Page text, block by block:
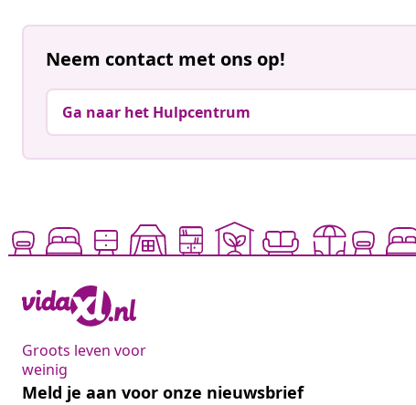
Neem contact met ons op!
Ga naar het Hulpcentrum
Groots leven voor
weinig
Meld je aan voor onze nieuwsbrief